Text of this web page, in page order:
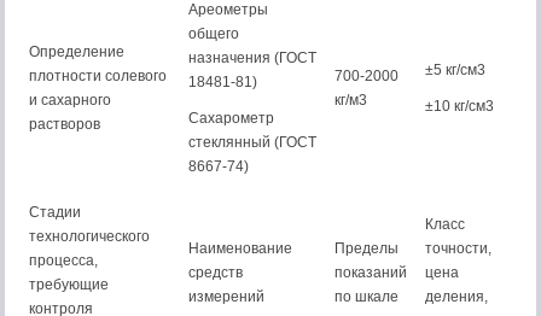
Определение
плотности солевого
и сахарного
растворов
Ареометры
общего
назначения (ГОСТ
18481-81)
Сахарометр
стеклянный (ГОСТ
8667-74)
700-2000
кг/м3
±5 кг/см3
±10 кг/см3
Стадии
технологического
процесса,
требующие
контроля
Наименование
средств
измерений
Пределы
показаний
по шкале
Класс
точности,
цена
деления,